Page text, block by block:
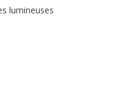
lumineuses